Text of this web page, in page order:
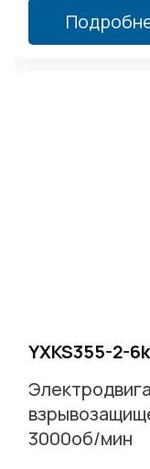
YXKS355-2-
3000об/мин